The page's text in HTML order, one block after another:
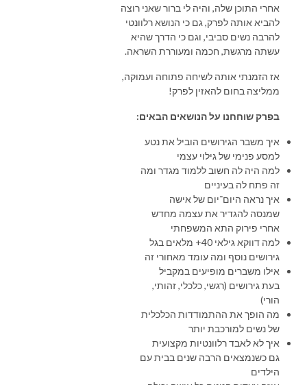
אחרי התוכן שלה, והיה לי ברור שאני רוצה
להביא אותה לפרק, גם כי הנושא רלוונטי
להרבה נשים סביבי, וגם כי הדרך שהיא
עשתה מרגשת, חכמה ומעוררת השראה.
אז הזמנתי אותה לשיחה פתוחה ועמוקה,
ממליצה בחום להאזין לפרק!
בפרק שוחחנו על הנושאים הבאים:
איך משבר הגירושים הוביל את נטע
למסע פנימי של גילוי עצמי
למה היה לה חשוב ללמוד מגדר ומה
זה פתח לה בעיניים
איך נראה היום־יום של אישה
שמנסה להגדיר את עצמה מחדש
אחרי פירוק התא המשפחתי
למה דווקא גילאי 40+ מלאים בגל
גירושים נוסף ומה עומד מאחורי זה
אילו משברים מופיעים במקביל
בעת גירושים (רגשי, כלכלי, זהותי,
הורי)
מה הופך את ההתמודדות הכלכלית
של נשים למורכבת יותר
איך לא לאבד רלוונטיות מקצועית
גם כשנמצאים הרבה שנים בבית עם
הילדים